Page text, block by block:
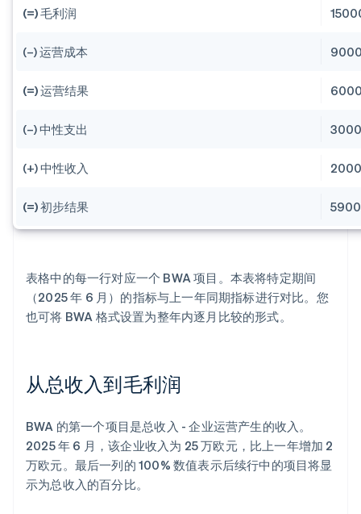
(=) 毛利润
(–) 运营成本
(=) 运营结果
(–) 中性支出
(+) 中性收入
(=) 初步结果
表格中的每一行对应一个 BWA 项目。本表将特定期间
（2025 年 6 月）的指标与上一年同期指标进行对比。您
也可将 BWA 格式设置为整年内逐月比较的形式。
从总收入到毛利润
BWA 的第一个项目是总收入 - 企业运营产生的收入。
2025 年 6 月，该企业收入为 25 万欧元，比上一年增加 2
万欧元。最后一列的 100% 数值表示后续行中的项目将显
示为总收入的百分比。